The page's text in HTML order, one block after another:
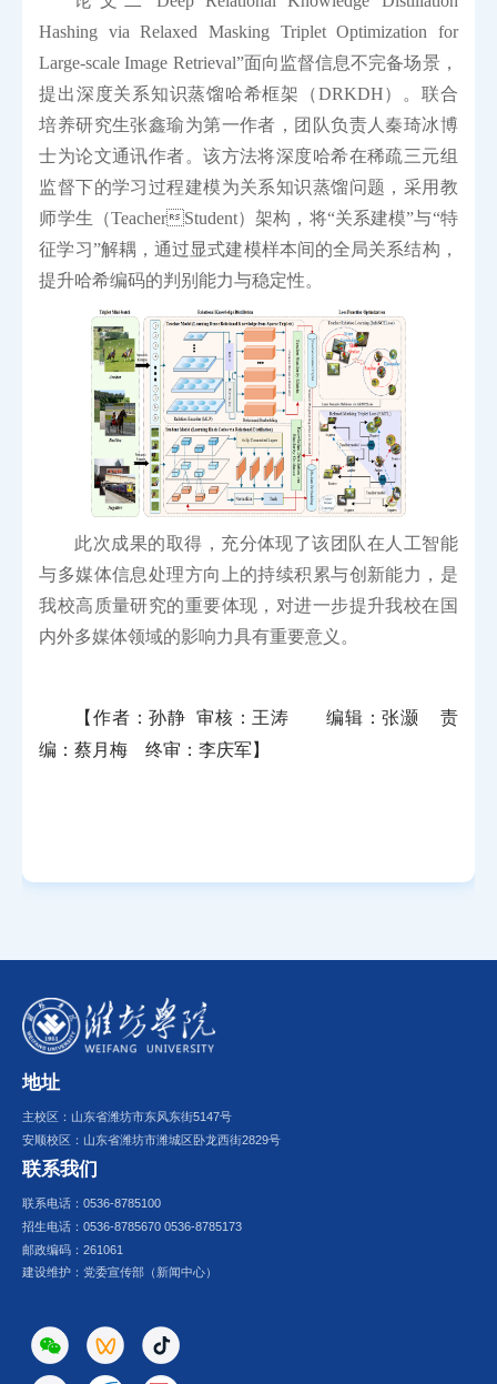
Hashing via Relaxed Masking Triplet Optimization for
Large-scale Image Retrieval”面向监督信息不完备场景，
提出深度关系知识蒸馏哈希框架（DRKDH）。联合
培养研究生张鑫瑜为第一作者，团队负责人秦琦冰博
士为论文通讯作者。该方法将深度哈希在稀疏三元组
监督下的学习过程建模为关系知识蒸馏问题，采用教
师学生（TeacherStudent）架构，将“关系建模”与“特
征学习”解耦，通过显式建模样本间的全局关系结构，
提升哈希编码的判别能力与稳定性。
此次成果的取得，充分体现了该团队在人工智能
与多媒体信息处理方向上的持续积累与创新能力，是
我校高质量研究的重要体现，对进一步提升我校在国
内外多媒体领域的影响力具有重要意义。
【作者：孙静 审核：王涛 编辑：张灏 责
编：蔡月梅 终审：李庆军】
地址
主校区：山东省潍坊市东风东街5147号
安顺校区：山东省潍坊市潍城区卧龙西街2829号
联系我们
联系电话：0536-8785100
招生电话：0536-8785670 0536-8785173
邮政编码：261061
建设维护：党委宣传部（新闻中心）